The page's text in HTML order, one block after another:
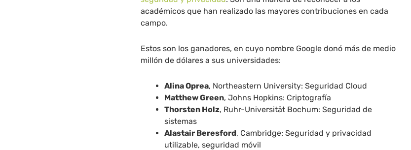
académicos que han realizado las mayores contribuciones en cada
campo.
Estos son los ganadores, en cuyo nombre Google donó más de medio
millón de dólares a sus universidades:
Alina Oprea, Northeastern University: Seguridad Cloud
Matthew Green, Johns Hopkins: Criptografía
Thorsten Holz, Ruhr-Universität Bochum: Seguridad de
sistemas
Alastair Beresford, Cambridge: Seguridad y privacidad
utilizable, seguridad móvil